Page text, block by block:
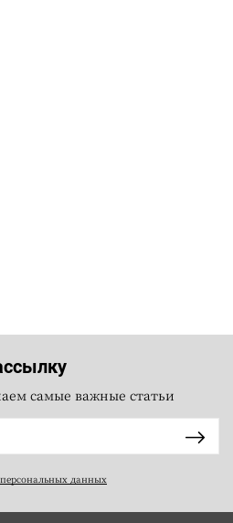
самые важные статьи
данных